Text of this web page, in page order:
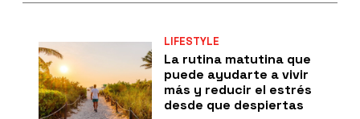
LIFESTYLE
La rutina matutina que
puede ayudarte a vivir
más y reducir el estrés
desde que despiertas